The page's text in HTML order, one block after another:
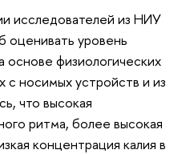
исследователей из НИУ
уровень
основе физиологических
с носимых устройств и из
что высокая
ритма, более высокая
концентрация калия в